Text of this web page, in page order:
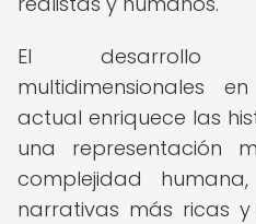
El desarrollo
multidimensionales
actual enriquece las
una representación
complejidad
narrativas más ricas